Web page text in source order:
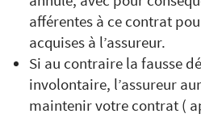
afférentes à ce contrat
acquises à l’assureur.
Si au contraire la fausse
involontaire, l’assureur
maintenir votre contrat (